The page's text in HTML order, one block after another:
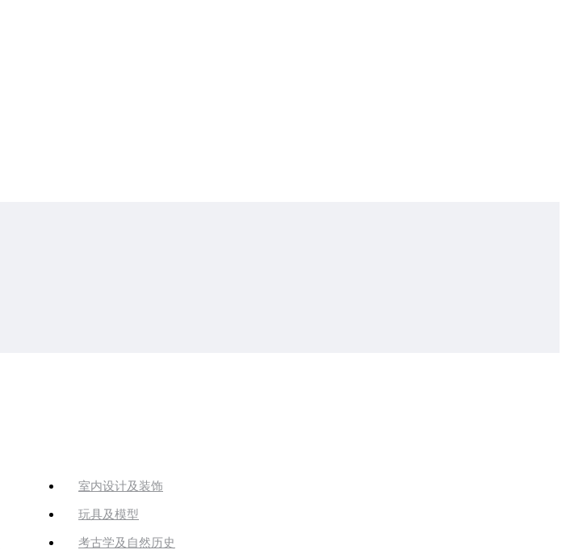
室内设计及装饰
玩具及模型
考古学及自然历史